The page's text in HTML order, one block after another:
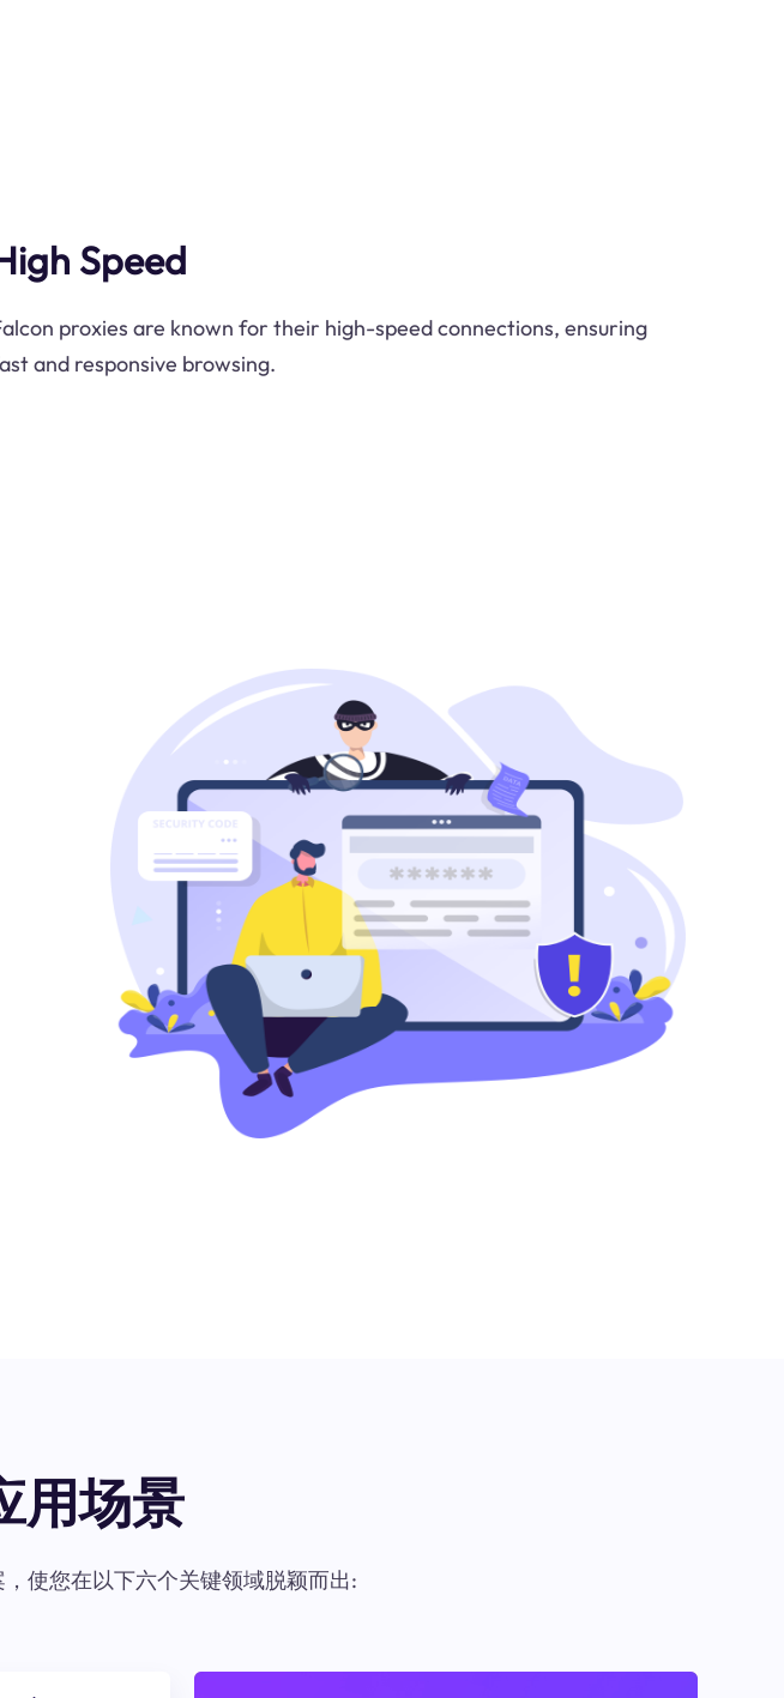
Speed
proxies are known for their high-speed connections, ensuring
and responsive browsing.
用场景
使您在以下六个关键领域脱颖而出: